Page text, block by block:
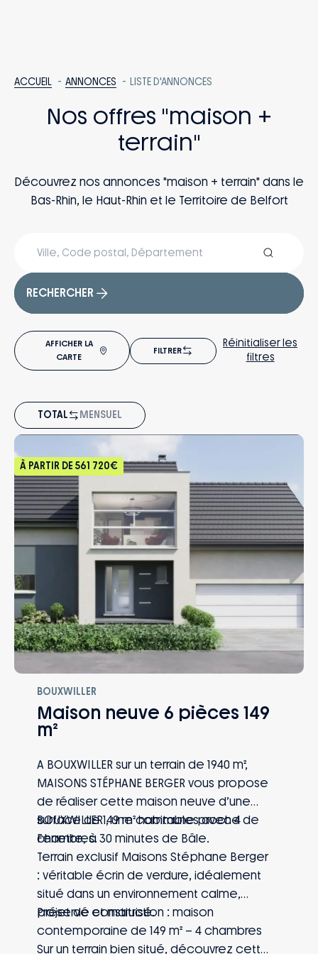
ACCUEIL ANNONCES LISTE D'ANNONCES
Nos offres "maison +
terrain"
Découvrez nos annonces "maison + terrain" dans le
Bas-Rhin, le Haut-Rhin et le Territoire de Belfort
RECHERCHER
AFFICHER LA
CARTE
FILTRER
Réinitialiser les
filtres
TOTAL MENSUEL
À PARTIR DE 561 720€
BOUXWILLER
Maison neuve 6 pièces 149
m²
A BOUXWILLER sur un terrain de 1940 m²,
MAISONS STÉPHANE BERGER vous propose
de réaliser cette maison neuve d’une
surface de 149 m² habitables avec 4
chambres.
BOUXWILLER , une commune proche de
Ferrette, à 30 minutes de Bâle.
Terrain exclusif Maisons Stéphane Berger
: véritable écrin de verdure, idéalement
situé dans un environnement calme,
préservé et maitrisé.
Projet de construction : maison
contemporaine de 149 m² – 4 chambres
Sur un terrain bien situé, découvrez cette